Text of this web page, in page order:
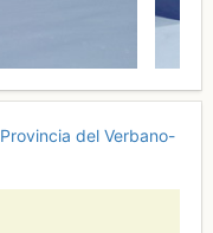
Provincia del Verbano-